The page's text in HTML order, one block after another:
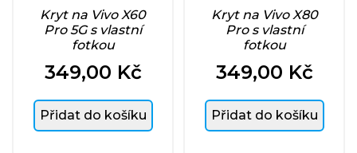
Kryt na Vivo X60
Pro 5G s vlastní
fotkou
Cena
349,00 Kč
Přidat do košíku
Kryt na Vivo X80
Pro s vlastní
fotkou
Cena
349,00 Kč
Přidat do košíku